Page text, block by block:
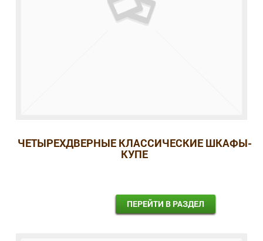
ЧЕТЫРЕХДВЕРНЫЕ КЛАССИЧЕСКИЕ ШКАФЫ-
КУПЕ
ПЕРЕЙТИ В РАЗДЕЛ